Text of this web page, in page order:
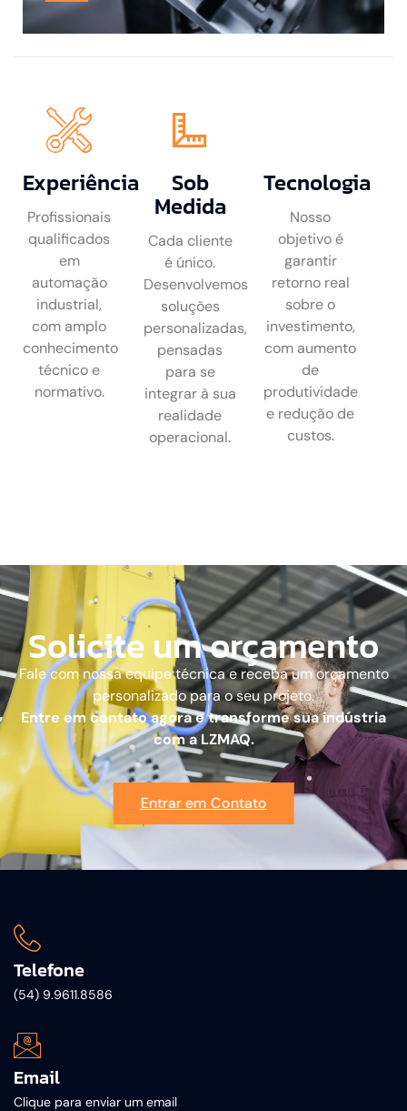
Experiência
Profissionais
qualificados
em
automação
industrial,
com amplo
conhecimento
técnico e
normativo.
Sob
Medida
Cada cliente
é único.
Desenvolvemos
soluções
personalizadas,
pensadas
para se
integrar à sua
realidade
operacional.
Tecnologia
Nosso
objetivo é
garantir
retorno real
sobre o
investimento,
com aumento
de
produtividade
e redução de
custos.
Solicite um orçamento
Fale com nossa equipe técnica e receba um orçamento
personalizado para o seu projeto.
Entre em contato agora e transforme sua indústria
com a LZMAQ.
Entrar em Contato
Telefone
(54) 9.9611.8586
Email
Clique para enviar um email